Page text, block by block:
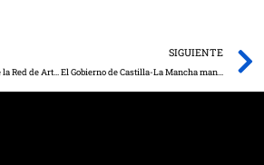
Se incrementa la oferta de la Red de Artes Escénicas y Musicales de Castilla-La Mancha este fin de semana
SIGUIENTE
El Gobierno de Castilla-La Mancha manifiesta su enérgico rechazo ante el asesinato de una mujer en el municipio de Alovera por violencia de género